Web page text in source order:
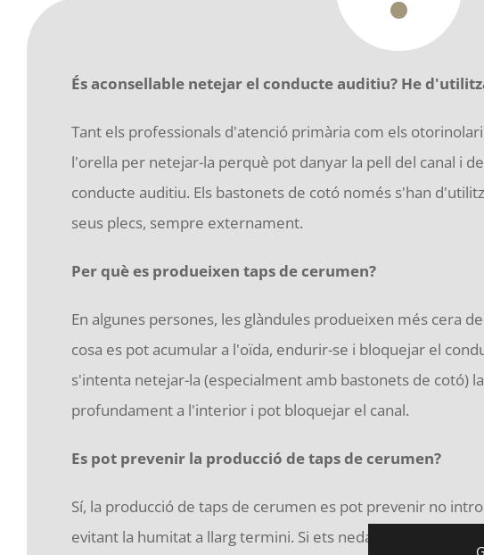
És aconsellable netejar el conducte auditiu? He
Tant els professionals d'atenció primària com els
l'orella per netejar-la perquè pot danyar la pell del canal i
conducte auditiu. Els bastonets de cotó només s'han
seus plecs, sempre externament.
Per què es produeixen taps de cerumen?
En algunes persones, les glàndules produeixen més cera
cosa es pot acumular a l'oïda, endurir-se i bloquejar el
s'intenta netejar-la (especialment amb bastonets de cotó)
profundament a l'interior i pot bloquejar el canal.
Es pot prevenir la producció de taps de cerumen?
Sí, la producció de taps de cerumen es pot prevenir no
evitant la humitat a llarg termini. Si ets nedador, hauries